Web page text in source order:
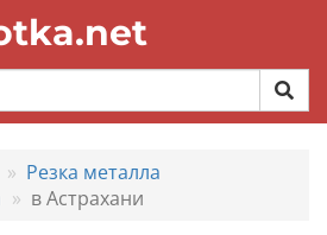
Резка металла
в Астрахани